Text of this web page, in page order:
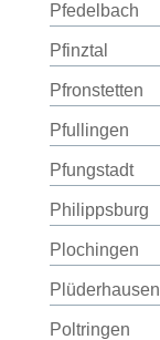
Pfedelbach
Pfinztal
Pfronstetten
Pfullingen
Pfungstadt
Philippsburg
Plochingen
Plüderhausen
Poltringen